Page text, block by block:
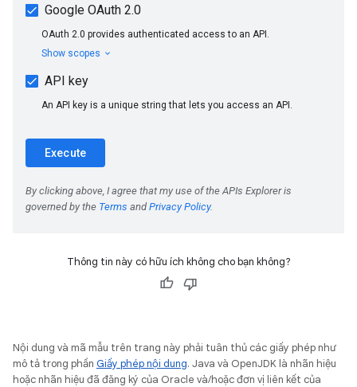
Thông tin này có hữu ích không cho bạn không?
Nội dung và mã mẫu trên trang này phải tuân thủ các giấy phép như
mô tả trong phần Giấy phép nội dung. Java và OpenJDK là nhãn hiệu
hoặc nhãn hiệu đã đăng ký của Oracle và/hoặc đơn vị liên kết của